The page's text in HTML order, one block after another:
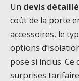
Un devis détaillé
coût de la porte
accessoires, le
options
pose si inclus. Ce
surprises